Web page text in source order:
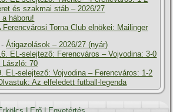
és szakmai stáb – 2026/27
a háboru!
Ferencvárosi Torna Club elnökei: Mailinger
-Átigazolások – 2026/27 (nyár)
EL-selejtező: Ferencváros – Vojvodina: 3-0
László: 70
EL-selejtező: Vojvodina – Ferencváros: 1-2
Az elfeledett futball-legenda